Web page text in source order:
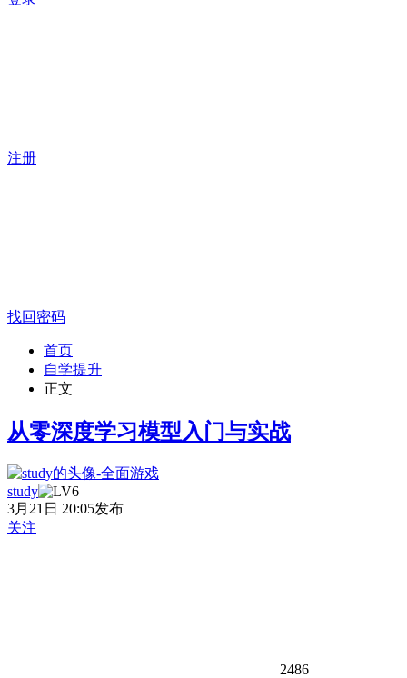
注册
找回密码
首页
自学提升
正文
从零深度学习模型入门与实战
study
3月21日 20:05发布
关注
2486